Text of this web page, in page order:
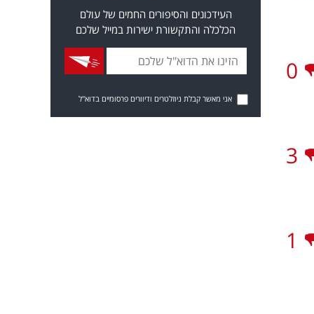
0
3
1
העידכונים והסיפורים החמים של עולם
הכלכלה והתקשורת ישירות במייל שלכם
אני מאשר קבלת ניוזלטרים ודיוורים פרסומיים בדוא"ל